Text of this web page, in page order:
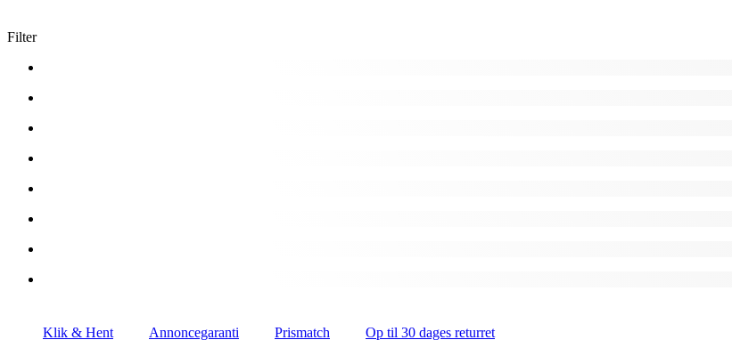
Filter
Klik & Hent Annoncegaranti Prismatch Op til 30 dages returret